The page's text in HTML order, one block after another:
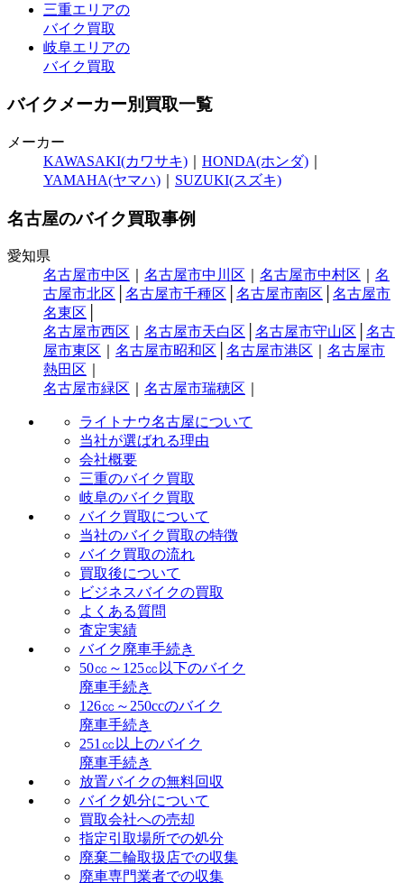
三重エリアの
バイク買取
岐阜エリアの
バイク買取
バイクメーカー別買取一覧
メーカー
KAWASAKI(カワサキ)
HONDA(ホンダ)
YAMAHA(ヤマハ)
SUZUKI(スズキ)
名古屋のバイク買取事例
愛知県
名古屋市中区
名古屋市中川区 名古屋市中村区
名
古屋市北区
名古屋市千種区 名古屋市南区
名古屋市
名東区
名古屋市西区
名古屋市天白区 名古屋市守山区
名古
屋市東区
名古屋市昭和区 名古屋市港区
名古屋市
熱田区
名古屋市緑区
名古屋市瑞穂区
ライトナウ名古屋について
当社が選ばれる理由
会社概要
三重のバイク買取
岐阜のバイク買取
バイク買取について
当社のバイク買取の特徴
バイク買取の流れ
買取後について
ビジネスバイクの買取
よくある質問
査定実績
バイク廃車手続き
50㏄～125㏄以下のバイク
廃車手続き
126㏄～250ccのバイク
廃車手続き
251㏄以上のバイク
廃車手続き
放置バイクの無料回収
バイク処分について
買取会社への売却
指定引取場所での処分
廃棄二輪取扱店での収集
廃車専門業者での収集